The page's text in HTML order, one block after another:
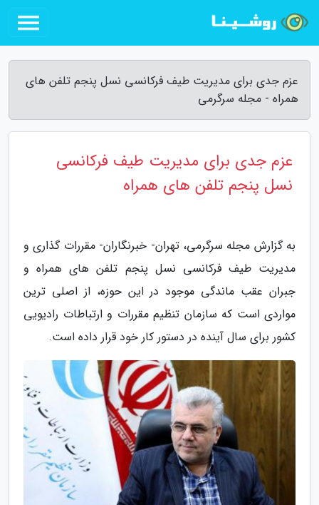
عزم جدی برای مدیریت طیف فرکانسی نسل پنجم تلفن های
همراه - مجله سرگرمی
عزم جدی برای مدیریت طیف فرکانسی
نسل پنجم تلفن های همراه
به گزارش مجله سرگرمی، تهران- خبرنگاران- مقررات گذاری و
مدیریت طیف فرکانسی نسل پنجم تلفن های همراه و
جبران عقب ماندگی موجود در این حوزه، از اصلی ترین
مواردی است که سازمان تنظیم مقررات و ارتباطات رادیویی
کشور برای سال آینده در دستور کار خود قرار داده است.